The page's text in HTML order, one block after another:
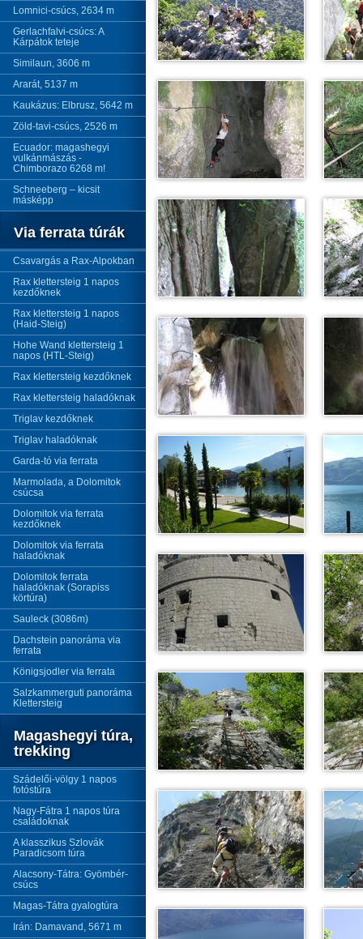
Lomnici-csúcs, 2634 m
Gerlachfalvi-csúcs: A
Kárpátok teteje
Similaun, 3606 m
Ararát, 5137 m
Kaukázus: Elbrusz, 5642 m
Zöld-tavi-csúcs, 2526 m
Ecuador: magashegyi
vulkánmászás -
Chimborazo 6268 m!
Schneeberg – kicsit
másképp
Via ferrata túrák
Csavargás a Rax-Alpokban
Rax klettersteig 1 napos
kezdőknek
Rax klettersteig 1 napos
(Haid-Steig)
Hohe Wand klettersteig 1
napos (HTL-Steig)
Rax klettersteig kezdőknek
Rax klettersteig haladóknak
Triglav kezdőknek
Triglav haladóknak
Garda-tó via ferrata
Marmolada, a Dolomitok
csúcsa
Dolomitok via ferrata
kezdőknek
Dolomitok via ferrata
haladóknak
Dolomitok ferrata
haladóknak (Sorapiss
körtúra)
Sauleck (3086m)
Dachstein panoráma via
ferrata
Königsjodler via ferrata
Salzkammerguti panoráma
Klettersteig
Magashegyi túra,
trekking
Szádelői-völgy 1 napos
fotóstúra
Nagy-Fátra 1 napos túra
családoknak
A klasszikus Szlovák
Paradicsom túra
Alacsony-Tátra: Gyömbér-
csúcs
Magas-Tátra gyalogtúra
Irán: Damavand, 5671 m